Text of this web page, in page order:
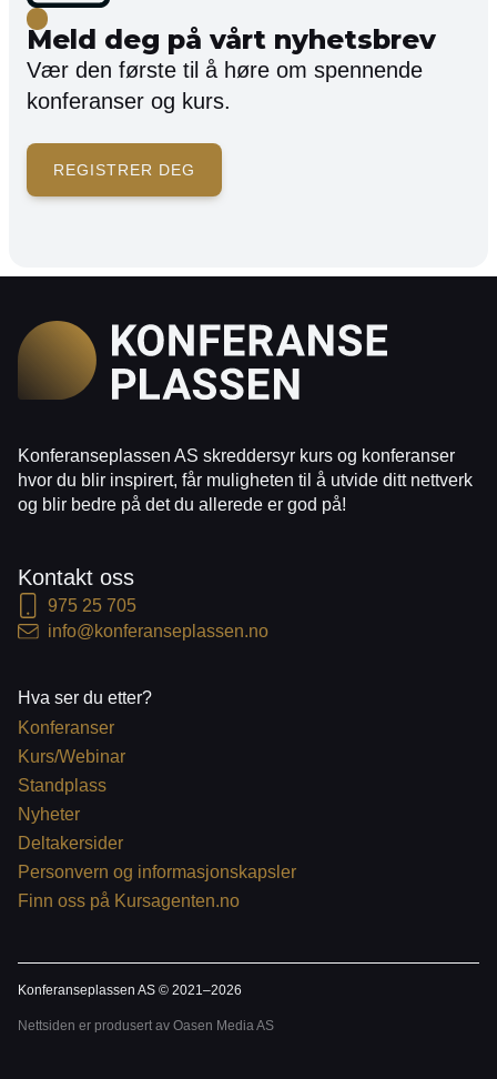
Meld deg på vårt nyhetsbrev
Vær den første til å høre om spennende
konferanser og kurs.
REGISTRER DEG
Konferanseplassen AS skreddersyr kurs og konferanser
hvor du blir inspirert, får muligheten til å utvide ditt nettverk
og blir bedre på det du allerede er god på!
Kontakt oss
975 25 705
info@konferanseplassen.no
Hva ser du etter?
Konferanser
Kurs/Webinar
Standplass
Nyheter
Deltakersider
Personvern og informasjonskapsler
Finn oss på Kursagenten.no
Konferanseplassen AS © 2021–2026
Nettsiden er produsert av Oasen Media AS